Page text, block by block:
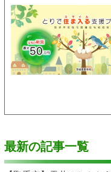
最新の記事一覧